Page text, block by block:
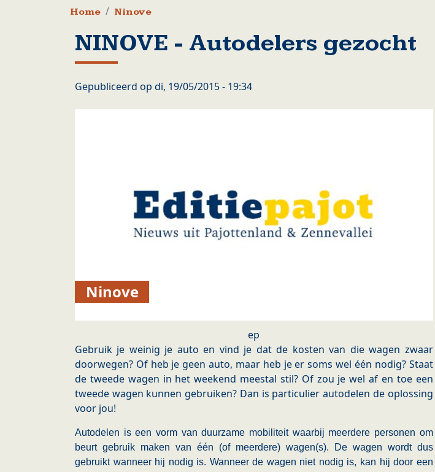
Kruimelpad
Home Ninove
NINOVE - Autodelers gezocht
Gepubliceerd op di, 19/05/2015 - 19:34
Ninove
ep
Gebruik je weinig je auto en vind je dat de kosten van die wagen zwaar
doorwegen? Of heb je geen auto, maar heb je er soms wel één nodig? Staat
de tweede wagen in het weekend meestal stil? Of zou je wel af en toe een
tweede wagen kunnen gebruiken? Dan is particulier autodelen de oplossing
voor jou!
Autodelen is een vorm van duurzame mobiliteit waarbij meerdere personen om
beurt gebruik maken van één (of meerdere) wagen(s). De wagen wordt dus
gebruikt wanneer hij nodig is. Wanneer de wagen niet nodig is, kan hij door een